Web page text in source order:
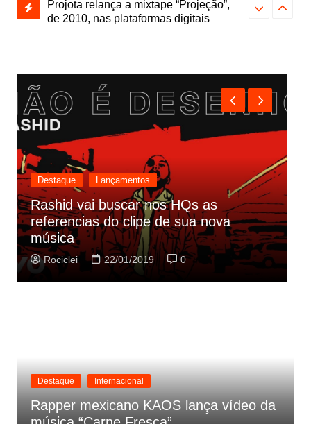
Farofa Carioca lança single raro, Vinil
duplo e faz show com participação de
Hitmia: pop
Destaque Lançamentos
Cynthia Luz lança “Era Uma Vez”,
parceria com Zeca Baleiro
Rociclei 21/01/2019 0
Destaque Internacional
Rapper mexicano KAOS lança vídeo da